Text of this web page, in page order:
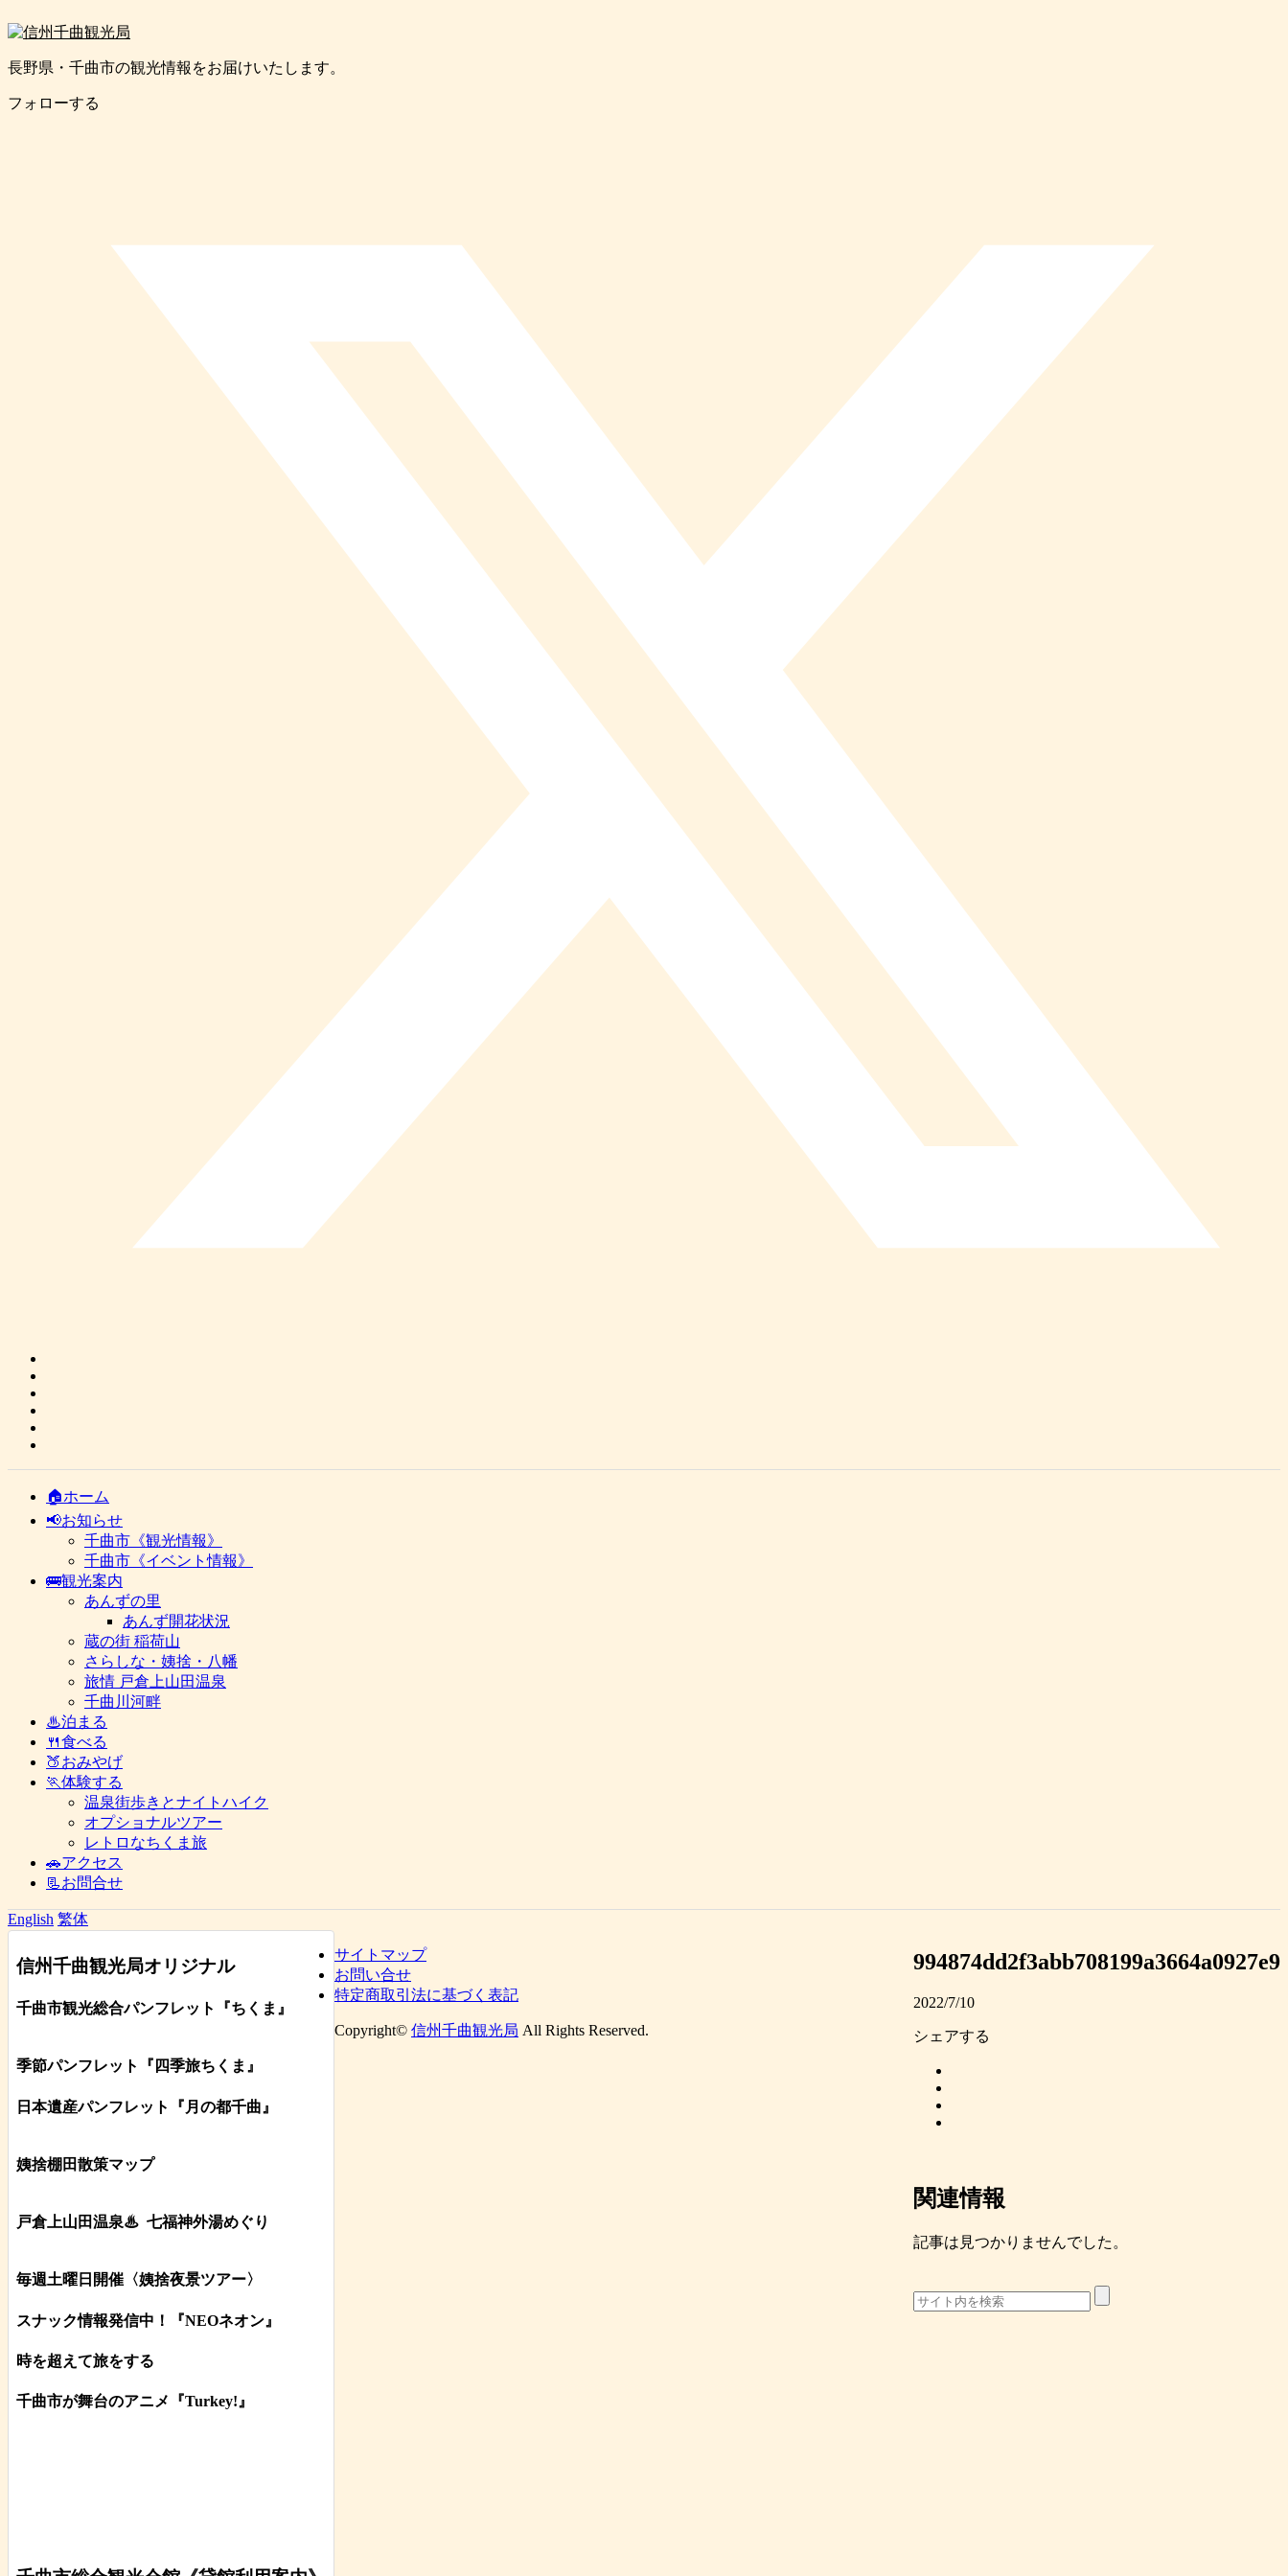
長野県・千曲市の観光情報をお届けいたします。
フォローする
🏠ホーム
📢お知らせ
千曲市《観光情報》
千曲市《イベント情報》
🚌観光案内
あんずの里
あんず開花状況
蔵の街 稲荷山
さらしな・姨捨・八幡
旅情 戸倉上山田温泉
千曲川河畔
♨泊まる
🍴食べる
🍑おみやげ
🏃体験する
温泉街歩きとナイトハイク
オプショナルツアー
レトロなちくま旅
🚗アクセス
📃お問合せ
English 繁体
994874dd2f3abb708199a3664a0927e9
2022/7/10
シェアする
関連情報
記事は見つかりませんでした。
信州千曲観光局オリジナル
千曲市観光総合パンフレット 『ちくま 』
季節パンフレット『四季旅ちくま』
日本遺産パンフレット 『月の都千曲 』
姨捨棚田散策マップ
戸倉上山田温泉♨ 七福神外湯めぐり
毎週土曜日開催〈姨捨夜景ツアー〉
スナック情報発信中！『NEOネオン』
時を超えて旅をする
千曲市が舞台のアニメ『Turkey!』
サイトマップ
お問い合せ
特定商取引法に基づく表記
Copyright© 信州千曲観光局 All Rights Reserved.